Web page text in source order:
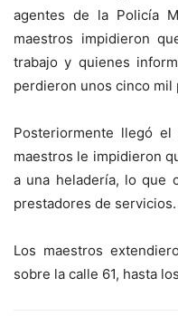
agentes de la Policía
maestros impidieron
trabajo y quienes
perdieron unos cinco mil
Posteriormente llegó
maestros le impidieron
a una heladería, lo que
prestadores de servicios.
Los maestros
sobre la calle 61, hasta